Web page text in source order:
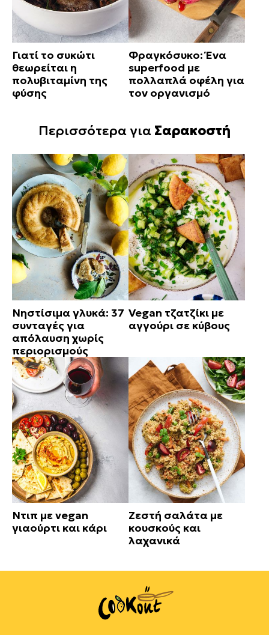
Γιατί το συκώτι
θεωρείται η
πολυβιταμίνη της
φύσης
Φραγκόσυκο: Ένα
superfood με
πολλαπλά οφέλη για
τον οργανισμό
Περισσότερα για Σαρακοστή
Νηστίσιμα γλυκά: 37
συνταγές για
απόλαυση χωρίς
περιορισμούς
Vegan τζατζίκι με
αγγούρι σε κύβους
Ντιπ με vegan
γιαούρτι και κάρι
Ζεστή σαλάτα με
κουσκούς και
λαχανικά